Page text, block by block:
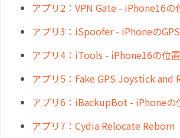
アプリ2：VPN Gate - iPhone16の
アプリ3：iSpoofer - iPhoneの
アプリ4：iTools - iPhone16の位
アプリ5：Fake GPS Joystick
アプリ6：iBackupBot - iPhoneの
アプリ7：Cydia Relocate Reborn